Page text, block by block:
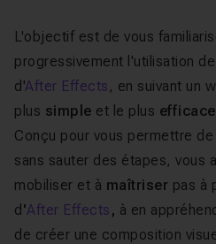
L'objectif est de vous
progressivement l'utilisation
d'After Effects , en suivant un
plus simple et le plus efficace
Conçu pour vous permettre de
sans sauter des étapes, vous
mobiliser et à maîtriser pas à
d 'After Effects , à en
de créer une composition